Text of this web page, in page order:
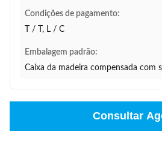
Condições de pagamento:
T / T, L / C
Embalagem padrão:
Caixa da madeira compensada com
Consultar